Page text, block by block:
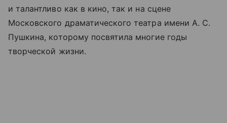
и талантливо как в кино, так и на сцене
Московского драматического театра имени А. С.
Пушкина, которому посвятила многие годы
творческой жизни.